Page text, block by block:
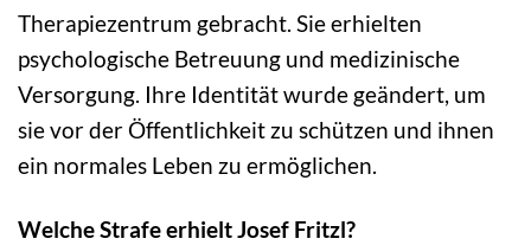
Therapiezentrum gebracht. Sie erhielten
psychologische Betreuung und medizinische
Versorgung. Ihre Identität wurde geändert, um
sie vor der Öffentlichkeit zu schützen und ihnen
ein normales Leben zu ermöglichen.
Welche Strafe erhielt Josef Fritzl?